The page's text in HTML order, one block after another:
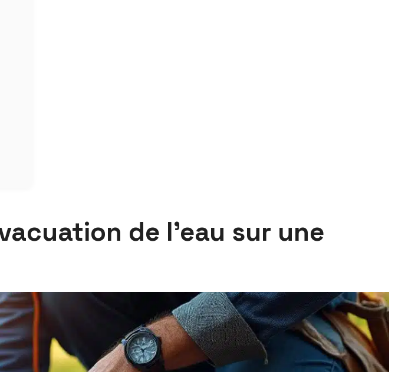
de l’eau sur une